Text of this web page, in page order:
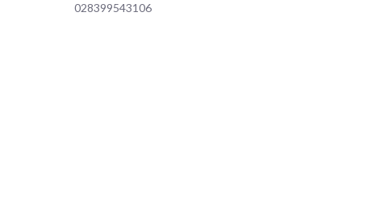
028399543106